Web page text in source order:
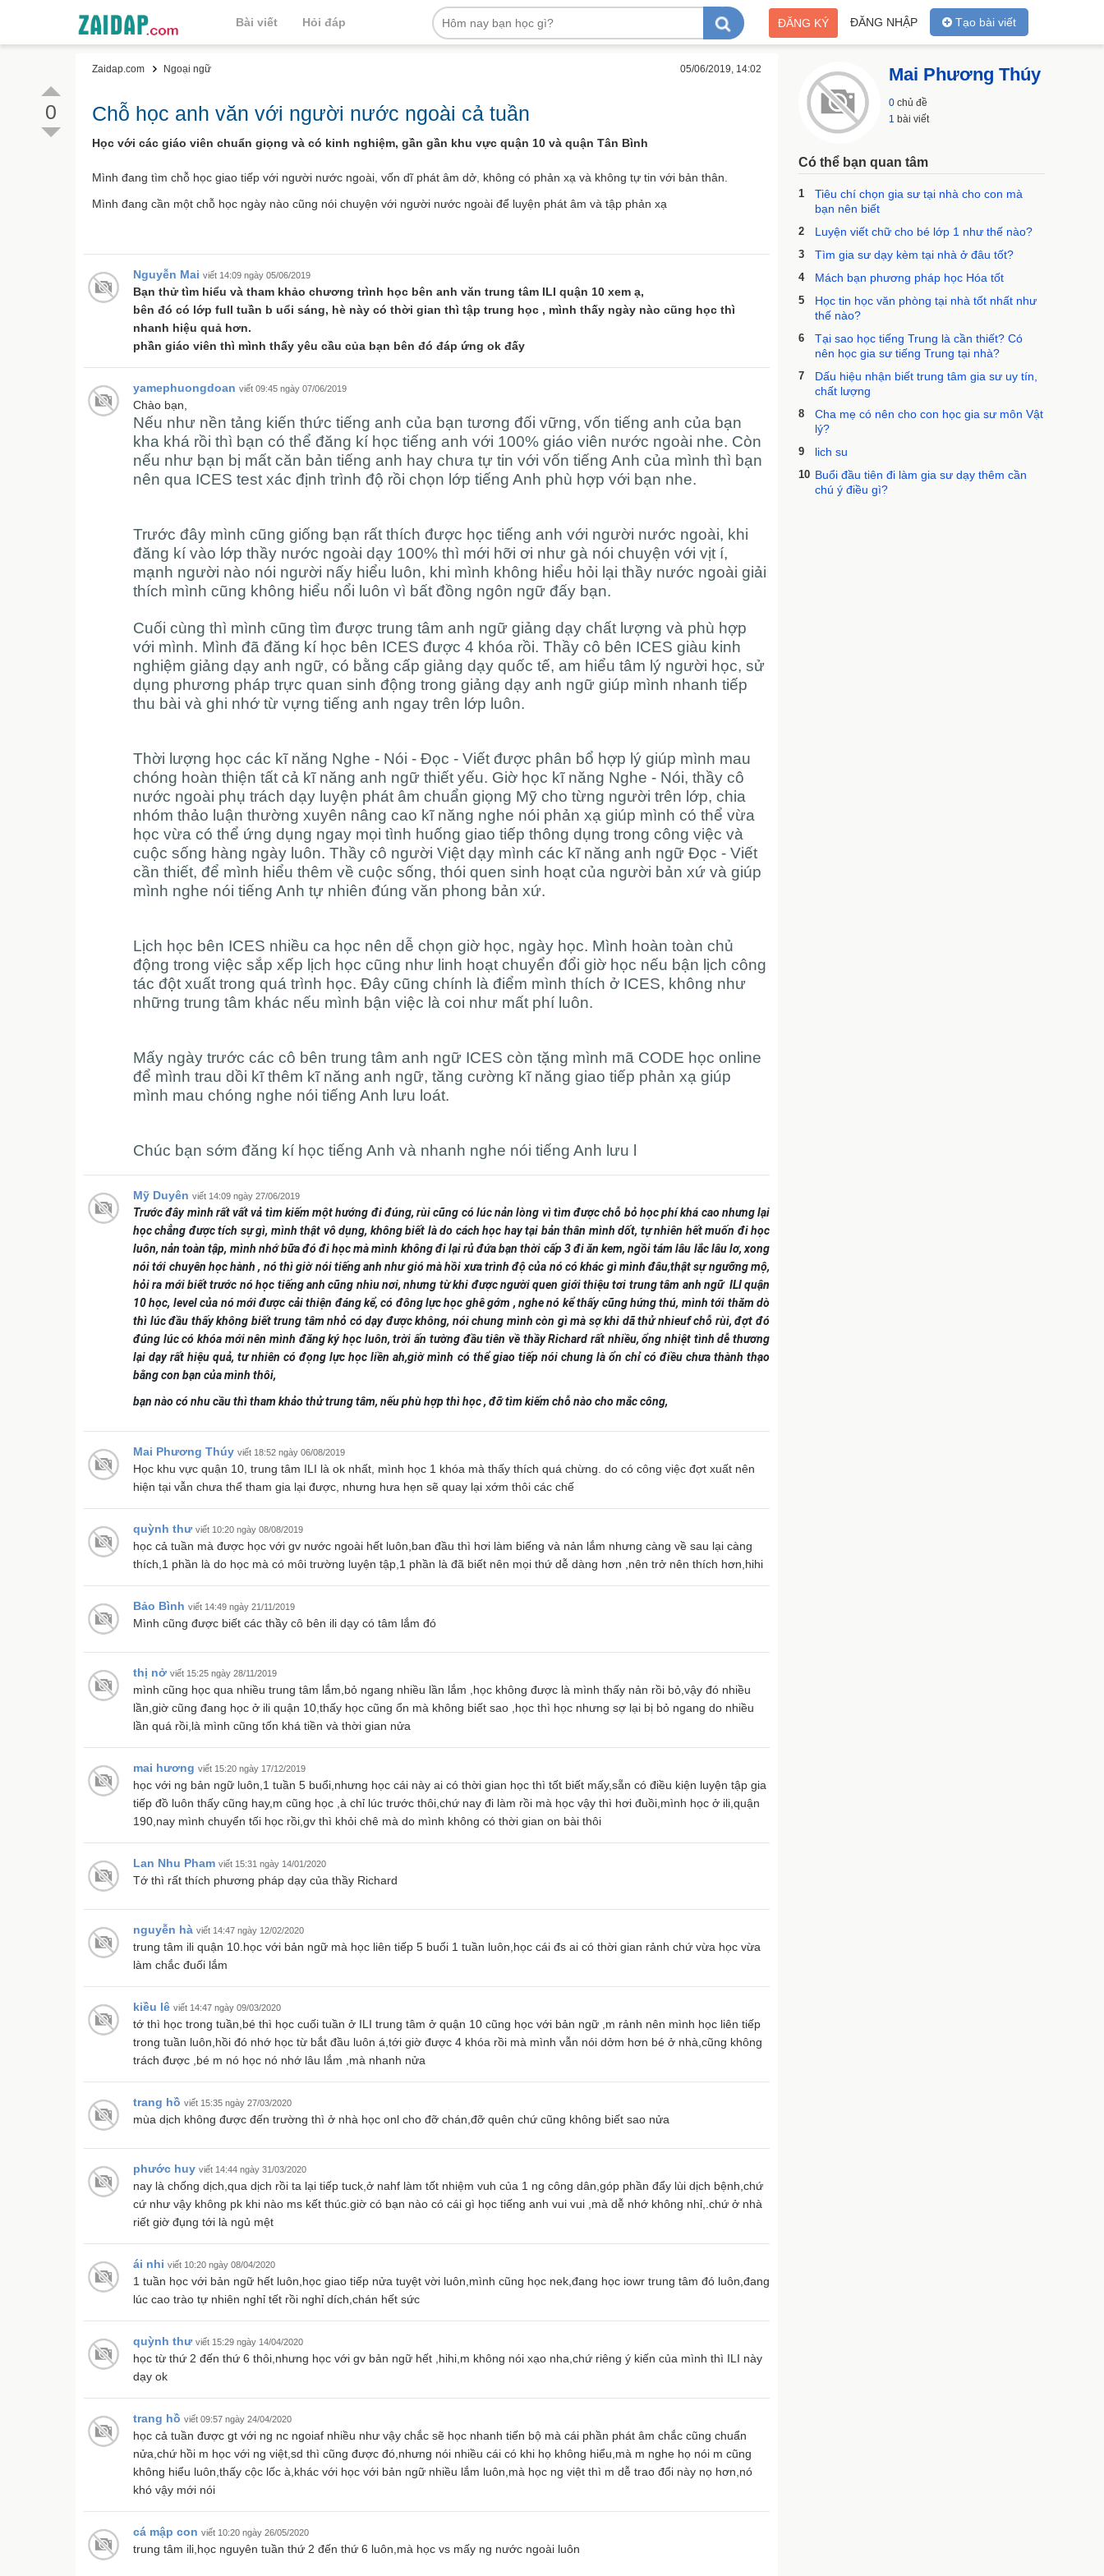
Bài viết Hỏi đáp Tạo bài viết
ĐĂNG NHẬP
ĐĂNG KÝ
Zaidap.com Ngoại ngữ 05/06/2019, 14:02
Chỗ học anh văn với người nước ngoài cả tuần
Học với các giáo viên chuẩn giọng và có kinh nghiệm, gần gần khu vực quận 10 và quận Tân Bình
Mình đang tìm chỗ học giao tiếp với người nước ngoài, vốn dĩ phát âm dở, không có phản xạ và không tự tin với bản thân.
Mình đang cần một chỗ học ngày nào cũng nói chuyện với người nước ngoài để luyện phát âm và tập phản xạ
Nguyễn Mai viết 14:09 ngày 05/06/2019
Bạn thử tìm hiểu và tham khảo chương trình học bên anh văn trung tâm ILI quận 10 xem ạ,
bên đó có lớp full tuần b uổi sáng, hè này có thời gian thì tập trung học , mình thấy ngày nào cũng học thì
nhanh hiệu quả hơn.
phần giáo viên thì mình thấy yêu cầu của bạn bên đó đáp ứng ok đấy
yamephuongdoan viết 09:45 ngày 07/06/2019
Chào bạn,
Nếu như nền tảng kiến thức tiếng anh của bạn tương đối vững, vốn tiếng anh của bạn
kha khá rồi thì bạn có thể đăng kí học tiếng anh với 100% giáo viên nước ngoài nhe. Còn
nếu như bạn bị mất căn bản tiếng anh hay chưa tự tin với vốn tiếng Anh của mình thì bạn
nên qua ICES test xác định trình độ rồi chọn lớp tiếng Anh phù hợp với bạn nhe.
Trước đây mình cũng giống bạn rất thích được học tiếng anh với người nước ngoài, khi
đăng kí vào lớp thầy nước ngoài dạy 100% thì mới hỡi ơi như gà nói chuyện với vịt í,
mạnh người nào nói người nấy hiểu luôn, khi mình không hiểu hỏi lại thầy nước ngoài giải
thích mình cũng không hiểu nổi luôn vì bất đồng ngôn ngữ đấy bạn.
Cuối cùng thì mình cũng tìm được trung tâm anh ngữ giảng dạy chất lượng và phù hợp
với mình. Mình đã đăng kí học bên ICES được 4 khóa rồi. Thầy cô bên ICES giàu kinh
nghiệm giảng dạy anh ngữ, có bằng cấp giảng dạy quốc tế, am hiểu tâm lý người học, sử
dụng phương pháp trực quan sinh động trong giảng dạy anh ngữ giúp mình nhanh tiếp
thu bài và ghi nhớ từ vựng tiếng anh ngay trên lớp luôn.
Thời lượng học các kĩ năng Nghe - Nói - Đọc - Viết được phân bổ hợp lý giúp mình mau
chóng hoàn thiện tất cả kĩ năng anh ngữ thiết yếu. Giờ học kĩ năng Nghe - Nói, thầy cô
nước ngoài phụ trách dạy luyện phát âm chuẩn giọng Mỹ cho từng người trên lớp, chia
nhóm thảo luận thường xuyên nâng cao kĩ năng nghe nói phản xạ giúp mình có thể vừa
học vừa có thể ứng dụng ngay mọi tình huống giao tiếp thông dụng trong công việc và
cuộc sống hàng ngày luôn. Thầy cô người Việt dạy mình các kĩ năng anh ngữ Đọc - Viết
cần thiết, để mình hiểu thêm về cuộc sống, thói quen sinh hoạt của người bản xứ và giúp
mình nghe nói tiếng Anh tự nhiên đúng văn phong bản xứ.
Lịch học bên ICES nhiều ca học nên dễ chọn giờ học, ngày học. Mình hoàn toàn chủ
động trong việc sắp xếp lịch học cũng như linh hoạt chuyển đổi giờ học nếu bận lịch công
tác đột xuất trong quá trình học. Đây cũng chính là điểm mình thích ở ICES, không như
những trung tâm khác nếu mình bận việc là coi như mất phí luôn.
Mấy ngày trước các cô bên trung tâm anh ngữ ICES còn tặng mình mã CODE học online
để mình trau dồi kĩ thêm kĩ năng anh ngữ, tăng cường kĩ năng giao tiếp phản xạ giúp
mình mau chóng nghe nói tiếng Anh lưu loát.
Chúc bạn sớm đăng kí học tiếng Anh và nhanh nghe nói tiếng Anh lưu l
Mỹ Duyên viết 14:09 ngày 27/06/2019
Trước đây mình rất vất vả tìm kiếm một hướng đi đúng, rùi cũng có lúc nản lòng vì tìm được chỗ bỏ học phí khá cao nhưng lại
học chẳng được tích sự gì, mình thật vô dụng, không biết là do cách học hay tại bản thân mình dốt, tự nhiên hết muốn đi học
luôn, nản toàn tập, mình nhớ bữa đó đi học mà mình không đi lại rủ đứa bạn thời cấp 3 đi ăn kem, ngồi tám lâu lắc lâu lơ, xong
nói tới chuyên học hành , nó thì giờ nói tiếng anh như gió mà hồi xưa trình độ của nó có khác gì mình đâu,thật sự ngưỡng mộ,
hỏi ra mới biết trước nó học tiếng anh cũng nhìu nơi, nhưng từ khi được người quen giới thiệu tơi trung tâm anh ngữ ILI quận
10 học, level của nó mới được cải thiện đáng kể, có đông lực học ghê gớm , nghe nó kể thấy cũng hứng thú, mình tới thăm dò
thì lúc đầu thấy không biết trung tâm nhỏ có dạy được không, nói chung mình còn gì mà sợ khi dã thử nhieuf chỗ rùi, đợt đó
đúng lúc có khóa mới nên mình đăng ký học luôn, trời ấn tường đầu tiên về thầy Richard rất nhiều, ổng nhiệt tình dễ thương
lại dạy rất hiệu quả, tư nhiên có đọng lực học liền ah,giờ mình có thể giao tiếp nói chung là ổn chỉ có điều chưa thành thạo
bằng con bạn của mình thôi,
bạn nào có nhu cầu thì tham khảo thử trung tâm, nếu phù hợp thì học , đỡ tìm kiếm chỗ nào cho mắc công,
Mai Phương Thúy viết 18:52 ngày 06/08/2019
Học khu vực quận 10, trung tâm ILI là ok nhất, mình học 1 khóa mà thấy thích quá chừng. do có công việc đợt xuất nên
hiện tại vẫn chưa thể tham gia lại được, nhưng hưa hẹn sẽ quay lại xớm thôi các chế
quỳnh thư viết 10:20 ngày 08/08/2019
học cả tuần mà được học với gv nước ngoài hết luôn,ban đầu thì hơi làm biếng và nản lắm nhưng càng về sau lại càng
thích,1 phần là do học mà có môi trường luyện tập,1 phần là đã biết nên mọi thứ dễ dàng hơn ,nên trở nên thích hơn,hihi
Bảo Bình viết 14:49 ngày 21/11/2019
Mình cũng được biết các thầy cô bên ili dạy có tâm lắm đó
thị nở viết 15:25 ngày 28/11/2019
mình cũng học qua nhiều trung tâm lắm,bỏ ngang nhiều lần lắm ,học không được là mình thấy nản rồi bỏ,vậy đó nhiều
lần,giờ cũng đang học ở ili quận 10,thấy học cũng ổn mà không biết sao ,học thì học nhưng sợ lại bị bỏ ngang do nhiều
lần quá rồi,là mình cũng tốn khá tiền và thời gian nửa
mai hương viết 15:20 ngày 17/12/2019
học với ng bản ngữ luôn,1 tuần 5 buổi,nhưng học cái này ai có thời gian học thì tốt biết mấy,sẵn có điều kiện luyện tập gia
tiếp đồ luôn thấy cũng hay,m cũng học ,à chỉ lúc trước thôi,chứ nay đi làm rồi mà học vậy thì hơi đuồi,mình học ở ili,quận
190,nay mình chuyển tối học rồi,gv thì khỏi chê mà do mình không có thời gian on bài thôi
Lan Nhu Pham viết 15:31 ngày 14/01/2020
Tớ thì rất thích phương pháp dạy của thầy Richard
nguyễn hà viết 14:47 ngày 12/02/2020
trung tâm ili quận 10.học với bản ngữ mà học liên tiếp 5 buổi 1 tuần luôn,học cái đs ai có thời gian rảnh chứ vừa học vừa
làm chắc đuối lắm
kiều lê viết 14:47 ngày 09/03/2020
tớ thì học trong tuần,bé thì học cuối tuần ở ILI trung tâm ở quận 10 cũng học với bản ngữ ,m rảnh nên mình học liên tiếp
trong tuần luôn,hồi đó nhớ học từ bắt đầu luôn á,tới giờ được 4 khóa rồi mà mình vẫn nói dởm hơn bé ở nhà,cũng không
trách được ,bé m nó học nó nhớ lâu lắm ,mà nhanh nửa
trang hồ viết 15:35 ngày 27/03/2020
mùa dịch không được đến trường thì ở nhà học onl cho đỡ chán,đỡ quên chứ cũng không biết sao nửa
phước huy viết 14:44 ngày 31/03/2020
nay là chống dịch,qua dịch rồi ta lại tiếp tuck,ở nahf làm tốt nhiệm vuh của 1 ng công dân,góp phần đẩy lùi dịch bệnh,chứ
cứ như vậy không pk khi nào ms kết thúc.giờ có bạn nào có cái gì học tiếng anh vui vui ,mà dễ nhớ không nhỉ,.chứ ở nhà
riết giờ đụng tới là ngủ mệt
ái nhi viết 10:20 ngày 08/04/2020
1 tuần học với bản ngữ hết luôn,học giao tiếp nửa tuyệt vời luôn,mình cũng học nek,đang học iowr trung tâm đó luôn,đang
lúc cao trào tự nhiên nghỉ tết rồi nghỉ dích,chán hết sức
quỳnh thư viết 15:29 ngày 14/04/2020
học từ thứ 2 đến thứ 6 thôi,nhưng học với gv bản ngữ hết ,hihi,m không nói xạo nha,chứ riêng ý kiến của mình thì ILI này
dạy ok
trang hồ viết 09:57 ngày 24/04/2020
học cả tuần được gt với ng nc ngoiaf nhiều như vậy chắc sẽ học nhanh tiến bộ mà cái phần phát âm chắc cũng chuẩn
nửa,chứ hồi m học với ng việt,sd thì cũng được đó,nhưng nói nhiều cái có khi họ không hiểu,mà m nghe họ nói m cũng
không hiểu luôn,thấy cộc lốc à,khác với học với bản ngữ nhiều lắm luôn,mà học ng việt thì m dễ trao đổi này nọ hơn,nó
khó vậy mới nói
cá mập con viết 10:20 ngày 26/05/2020
trung tâm ili,học nguyên tuần thứ 2 đến thứ 6 luôn,mà học vs mấy ng nước ngoài luôn
Mai Phương Thúy
0 chủ đề
1 bài viết
Có thể bạn quan tâm
1
Tiêu chí chọn gia sư tại nhà cho con mà
bạn nên biết
2 Luyện viết chữ cho bé lớp 1 như thế nào?
3 Tìm gia sư dạy kèm tại nhà ở đâu tốt?
4 Mách bạn phương pháp học Hóa tốt
5
Học tin học văn phòng tại nhà tốt nhất như
thế nào?
6
Tại sao học tiếng Trung là cần thiết? Có
nên học gia sư tiếng Trung tại nhà?
7
Dấu hiệu nhận biết trung tâm gia sư uy tín,
chất lượng
8
Cha mẹ có nên cho con học gia sư môn Vật
lý?
9 lich su
10 Buổi đầu tiên đi làm gia sư dạy thêm cần
chú ý điều gì?
0